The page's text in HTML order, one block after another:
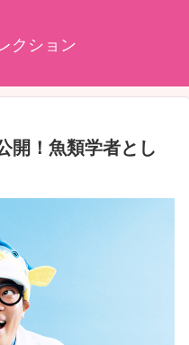
クション
開！魚類学者とし